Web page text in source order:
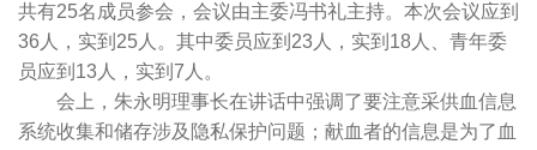
共有25名成员参会，会议由主委冯书礼主持。本次会议应到
36 人，实到 25 人。其中委员应到 23 人，实到 18 人、青年委
员应到 13 人，实到 7 人。
会上，朱永明理事长在讲话中强调了要注意采供血信息
系统收集和储存涉及隐私保护问题；献血者的信息是为了血